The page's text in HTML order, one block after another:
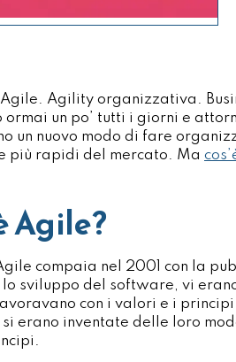
Agility organizzativa.
ormai un po’ tutti i giorni e
un nuovo modo di fare
più rapidi del mercato. Ma
Agile?
compaia nel 2001 con la
sviluppo del software, vi
con i valori e i
si erano inventate delle loro